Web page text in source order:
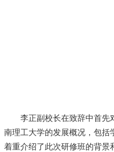
李正副校长在致辞中首先
南理工大学的发展概况，包括
着重介绍了此次研修班的背景